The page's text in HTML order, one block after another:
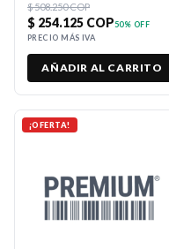
Premium
$ 508.250 COP
$ 254.125 COP50% OFF
PRECIO MÁS IVA
AÑADIR AL CARRITO
¡OFERTA!